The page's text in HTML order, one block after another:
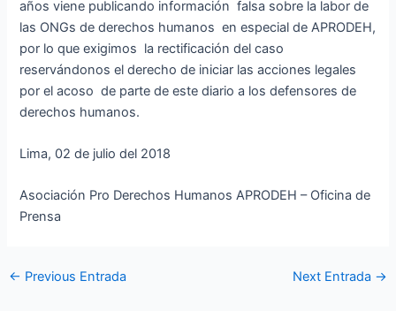
años viene publicando información falsa sobre la labor de
las ONGs de derechos humanos en especial de APRODEH,
por lo que exigimos la rectificación del caso
reservándonos el derecho de iniciar las acciones legales
por el acoso de parte de este diario a los defensores de
derechos humanos.
Lima, 02 de julio del 2018
Asociación Pro Derechos Humanos APRODEH – Oficina de
Prensa
← Previous Entrada Next Entrada →